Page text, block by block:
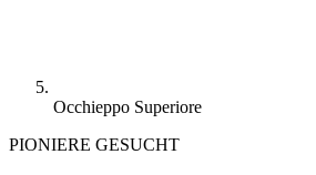
Occhieppo Superiore
PIONIERE GESUCHT